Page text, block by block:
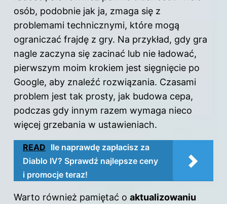
osób, podobnie jak ja, zmaga się z
problemami technicznymi, które mogą
ograniczać frajdę z gry. Na przykład, gdy gra
nagle zaczyna się zacinać lub nie ładować,
pierwszym moim krokiem jest sięgnięcie po
Google, aby znaleźć rozwiązania. Czasami
problem jest tak prosty, jak budowa cepa,
podczas gdy innym razem wymaga nieco
więcej grzebania w ustawieniach.
READ Ile naprawdę zapłacisz za
Diablo IV? Sprawdź najlepsze ceny
i promocje teraz!
Warto również pamiętać o aktualizowaniu